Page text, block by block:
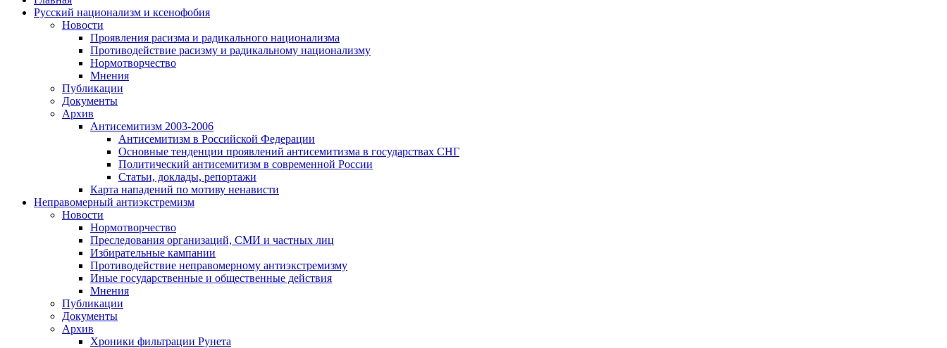
Русский национализм и ксенофобия
Новости
Проявления расизма и радикального национализма
Противодействие расизму и радикальному национализму
Нормотворчество
Мнения
Публикации
Документы
Архив
Антисемитизм 2003-2006
Антисемитизм в Российской Федерации
Основные тенденции проявлений антисемитизма в государствах СНГ
Политический антисемитизм в современной России
Статьи, доклады, репортажи
Карта нападений по мотиву ненависти
Неправомерный антиэкстремизм
Новости
Нормотворчество
Преследования организаций, СМИ и частных лиц
Избирательные кампании
Противодействие неправомерному антиэкстремизму
Иные государственные и общественные действия
Мнения
Публикации
Документы
Архив
Хроники фильтрации Рунета